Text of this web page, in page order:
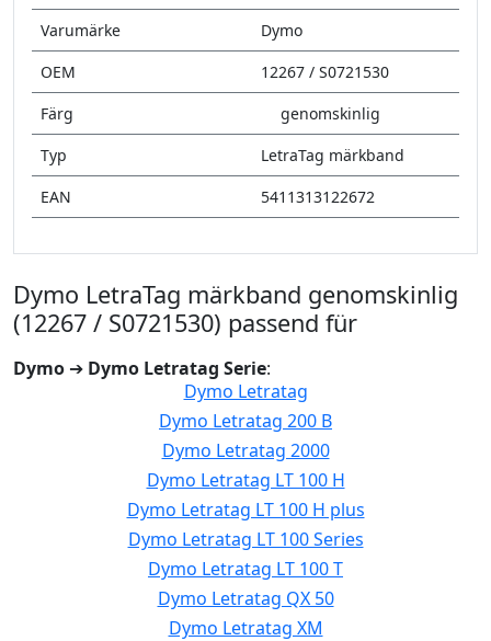
Varumärke
Dymo
OEM
12267 / S0721530
Färg
genomskinlig
Typ
LetraTag märkband
EAN
5411313122672
Dymo LetraTag märkband genomskinlig
(12267 / S0721530) passend für
Dymo ➔ Dymo Letratag Serie:
Dymo Letratag
Dymo Letratag 200 B
Dymo Letratag 2000
Dymo Letratag LT 100 H
Dymo Letratag LT 100 H plus
Dymo Letratag LT 100 Series
Dymo Letratag LT 100 T
Dymo Letratag QX 50
Dymo Letratag XM